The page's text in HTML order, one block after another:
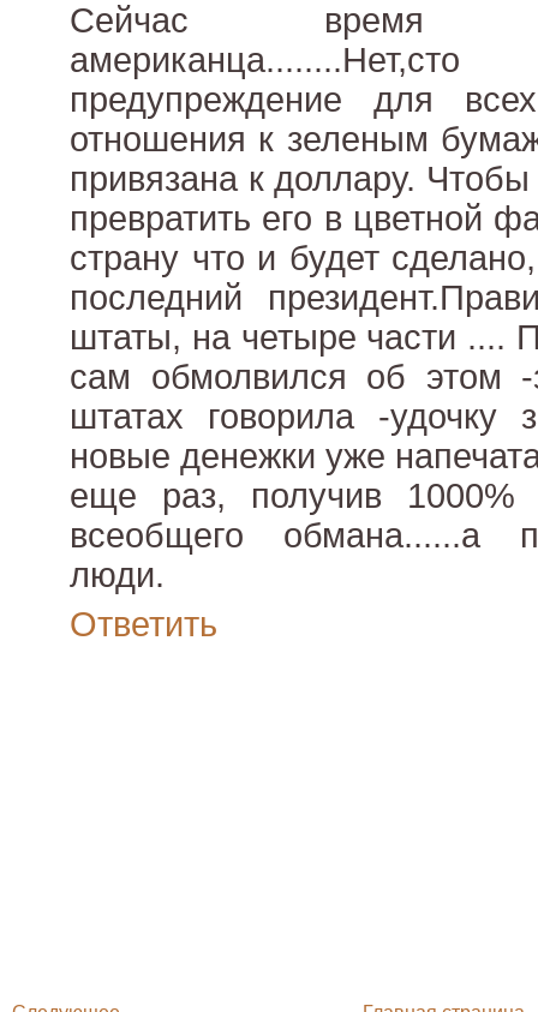
Сейчас время
предупреждение для
отношения к зеленым
привязана к доллару.
превратить его в цветной
страну что и будет
последний
штаты, на четыре части ....
сам обмолвился об этом
штатах говорила -удочку
новые денежки уже
еще раз, получив
всеобщего обмана......а
люди.
Ответить